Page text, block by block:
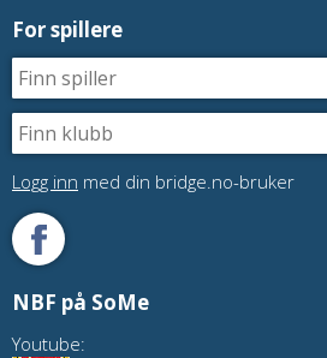
For spillere
Logg inn med din bridge.no-bruker
NBF på SoMe
Youtube: